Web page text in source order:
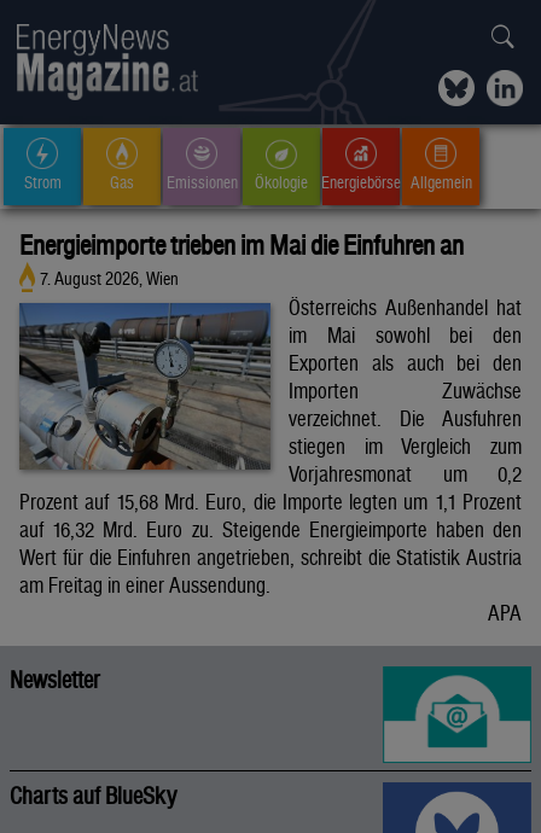
Strom Gas Emissionen Ökologie Energiebörse Allgemein
Energieimporte trieben im Mai die Einfuhren an
7. August 2026, Wien
Österreichs Außenhandel hat
im Mai sowohl bei den
Exporten als auch bei den
Importen Zuwächse
verzeichnet. Die Ausfuhren
stiegen im Vergleich zum
Vorjahresmonat um 0,2
Prozent auf 15,68 Mrd. Euro, die Importe legten um 1,1 Prozent
auf 16,32 Mrd. Euro zu. Steigende Energieimporte haben den
Wert für die Einfuhren angetrieben, schreibt die Statistik Austria
am Freitag in einer Aussendung.
APA
Newsletter
Charts auf BlueSky